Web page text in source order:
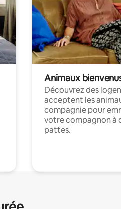
Animaux
Découvrez des
acceptent les
compagnie pour
votre compagnon à
pattes.